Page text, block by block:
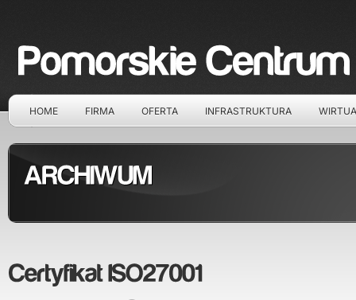
HOME FIRMA OFERTA INFRASTRUKTURA